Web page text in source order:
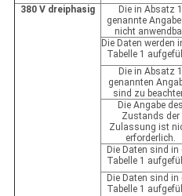
380 V dreiphasig
Die in Absatz 1
genannte
nicht
Die Daten werden
Tabelle 1
Die in Absatz 1
genannten
sind zu
Die Angabe des
Zustands der
Zulassung ist
erforderlich.
Die Daten sind in
Tabelle 1
Die Daten sind in
Tabelle 1